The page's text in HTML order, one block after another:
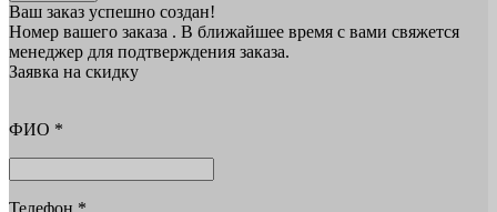
Ваш заказ успешно создан!
Номер вашего заказа . В ближайшее время с вами свяжется
менеджер для подтверждения заказа.
Заявка на скидку
ФИО *
Телефон *